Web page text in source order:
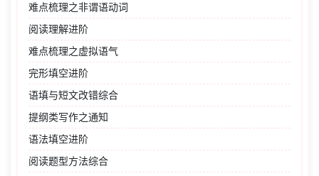
难点梳理之非谓语动词
阅读理解进阶
难点梳理之虚拟语气
完形填空进阶
语填与短文改错综合
提纲类写作之通知
语法填空进阶
阅读题型方法综合